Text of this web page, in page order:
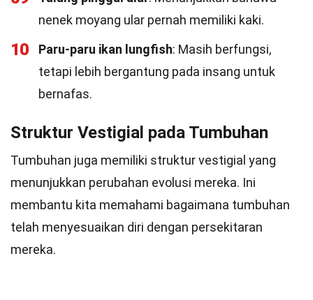
nenek moyang ular pernah memiliki kaki.
10 Paru-paru ikan lungfish: Masih berfungsi,
tetapi lebih bergantung pada insang untuk
bernafas.
Struktur Vestigial pada Tumbuhan
Tumbuhan juga memiliki struktur vestigial yang
menunjukkan perubahan evolusi mereka. Ini
membantu kita memahami bagaimana tumbuhan
telah menyesuaikan diri dengan persekitaran
mereka.